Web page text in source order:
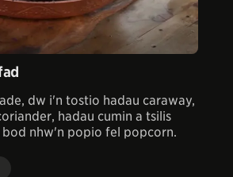
dw i'n tostio hadau caraway,
hadau cumin a tsilis
bod nhw'n popio fel popcorn.